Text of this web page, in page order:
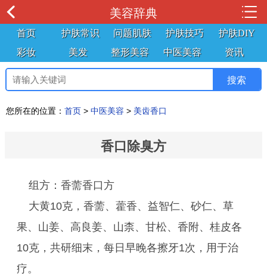
美容辞典
首页 护肤常识 问题肌肤 护肤技巧
护肤DIY
彩妆
美发 整形美容 中医美容 资讯
您所在的位置： 首页 > 中医美容 > 美齿香口
香口除臭方
组方：香薷香口方
大黄10克，香薷、藿香、益智仁、砂仁、草
果、山姜、高良姜、山柰、甘松、香附、桂皮各
10克，共研细末，每日早晚各擦牙1次，用于治
疗。